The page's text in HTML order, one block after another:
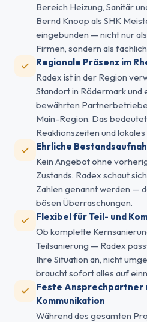
Bereich Heizung, Sanitär
Bernd Knoop als SHK
eingebunden — nicht nur
Firmen, sondern als
Regionale Präsenz im
Radex ist in der Region
Standort in Rödermark und
bewährten
Main-Region. Das
Reaktionszeiten und lokales
Ehrliche
Kein Angebot ohne
Zustands. Radex schaut
Zahlen genannt werden —
bösen Überraschungen.
Flexibel für Teil- und
Ob komplette
Teilsanierung — Radex
Ihre Situation an, nicht
braucht sofort alles auf
Feste Ansprechpartner
Kommunikation
Während des gesamten